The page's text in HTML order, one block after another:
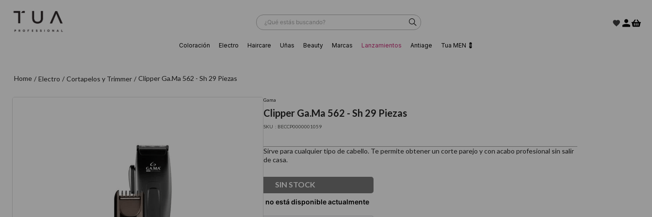
¿Qué estás buscando?
Coloración Electro Haircare Uñas Beauty Marcas Lanzamientos Antiage Tua MEN 💈
Electro Cortapelos y Trimmer Clipper Ga.Ma 562 - Sh 29 Piezas
Gama
Clipper Ga.Ma 562 - Sh 29 Piezas
: BECCP0000001059
Sirve para cualquier tipo de cabello. Te permite obtener un corte parejo y con acabo profesional sin salir
de casa.
SIN STOCK
6
7
9